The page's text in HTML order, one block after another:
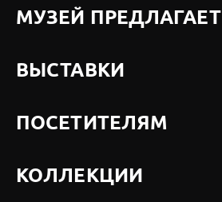
МУЗЕЙ ПРЕДЛАГАЕТ
ВЫСТАВКИ
ПОСЕТИТЕЛЯМ
КОЛЛЕКЦИИ